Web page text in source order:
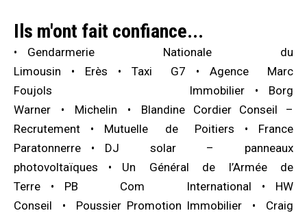
Ils m'ont fait confiance...
Gendarmerie Nationale du
Limousin
Erès Taxi G7
Agence Marc
Foujols Immobilier
Borg
Warner
Michelin
Blandine Cordier Conseil –
Recrutement
Mutuelle de Poitiers
France
Paratonnerre
DJ solar – panneaux
photovoltaïques
Un Général de l’Armée de
Terre
PB Com International
HW
Conseil
Poussier Promotion Immobilier
Craig